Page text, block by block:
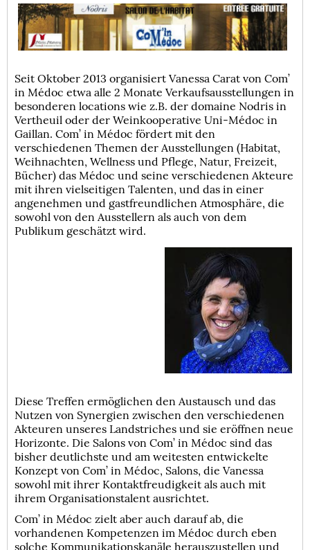
Seit Oktober 2013 organisiert Vanessa Carat von Com’
in Médoc etwa alle 2 Monate Verkaufsausstellungen in
besonderen locations wie z.B. der domaine Nodris in
Vertheuil oder der Weinkooperative Uni-Médoc in
Gaillan. Com’ in Médoc fördert mit den
verschiedenen Themen der Ausstellungen (Habitat,
Weihnachten, Wellness und Pflege, Natur, Freizeit,
Bücher) das Médoc und seine verschiedenen Akteure
mit ihren vielseitigen Talenten, und das in einer
angenehmen und gastfreundlichen Atmosphäre, die
sowohl von den Ausstellern als auch von dem
Publikum geschätzt wird.
Diese Treffen ermöglichen den Austausch und das
Nutzen von Synergien zwischen den verschiedenen
Akteuren unseres Landstriches und sie eröffnen neue
Horizonte. Die Salons von Com’ in Médoc sind das
bisher deutlichste und am weitesten entwickelte
Konzept von Com’ in Médoc, Salons, die Vanessa
sowohl mit ihrer Kontaktfreudigkeit als auch mit
ihrem Organisationstalent ausrichtet.
Com’ in Médoc zielt aber auch darauf ab, die
vorhandenen Kompetenzen im Médoc durch eben
solche Kommunikationskanäle herauszustellen und